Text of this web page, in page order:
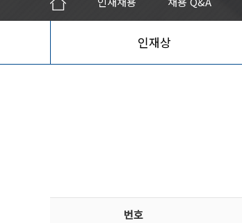
인재상
번호